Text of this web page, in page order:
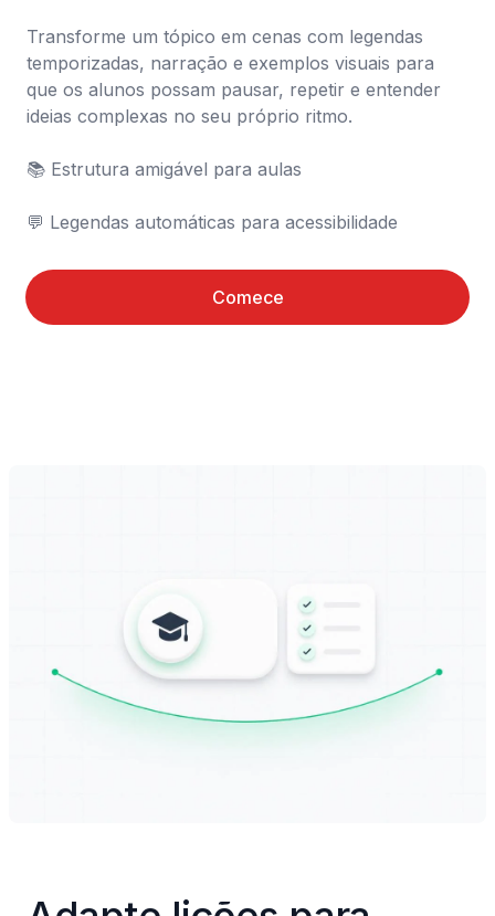
Transforme um tópico em cenas com legendas
temporizadas, narração e exemplos visuais para
que os alunos possam pausar, repetir e entender
ideias complexas no seu próprio ritmo.
📚 Estrutura amigável para aulas
💬 Legendas automáticas para acessibilidade
Comece